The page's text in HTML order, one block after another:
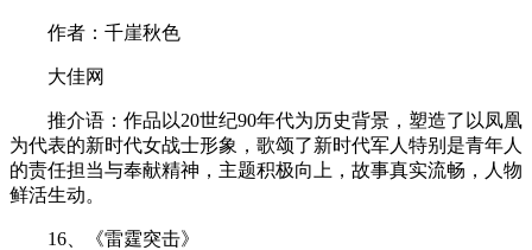
作者：千崖秋色
大佳网
推介语：作品以20世纪90年代为历史背景，塑造了以凤凰
为代表的新时代女战士形象，歌颂了新时代军人特别是青年人
的责任担当与奉献精神，主题积极向上，故事真实流畅，人物
鲜活生动。
16、《雷霆突击》